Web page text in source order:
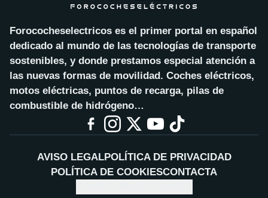
Forococheselectricos es el primer portal en español
dedicado al mundo de las tecnologías de transporte
sostenibles, y donde prestamos especial atención a
las nuevas formas de movilidad. Coches eléctricos,
motos eléctricas, puntos de recarga, pilas de
combustible de hidrógeno…
AVISO LEGALPOLÍTICA DE PRIVACIDAD
POLÍTICA DE COOKIESCONTACTA